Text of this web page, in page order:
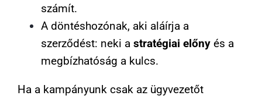
számít.
A döntéshozónak, aki aláírja a
szerződést: neki a stratégiai előny és a
megbízhatóság a kulcs.
Ha a kampányunk csak az ügyvezetőt